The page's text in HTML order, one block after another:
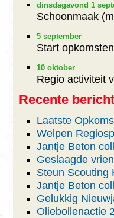
Sociale Veiligheid
Agenda
Foto’s
Sponsors
Lid Worden
dinsdagavond 1
Schoonmaak
5 september
Start
10 oktober
Regio activiteit
Recente
Laatste
Welpen
Jantje Beton
Geslaagde
Steun Scouting
Jantje Beton
Gelukkig
Oliebollenactie